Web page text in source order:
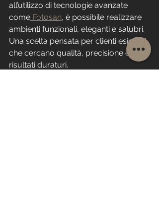
all’utilizzo di tecnologie avanzate
come Fotosan, è possibile realizzare
ambienti funzionali, eleganti e salubri.
Una scelta pensata per clienti esigenti
che cercano qualità, precisione e
risultati duraturi.